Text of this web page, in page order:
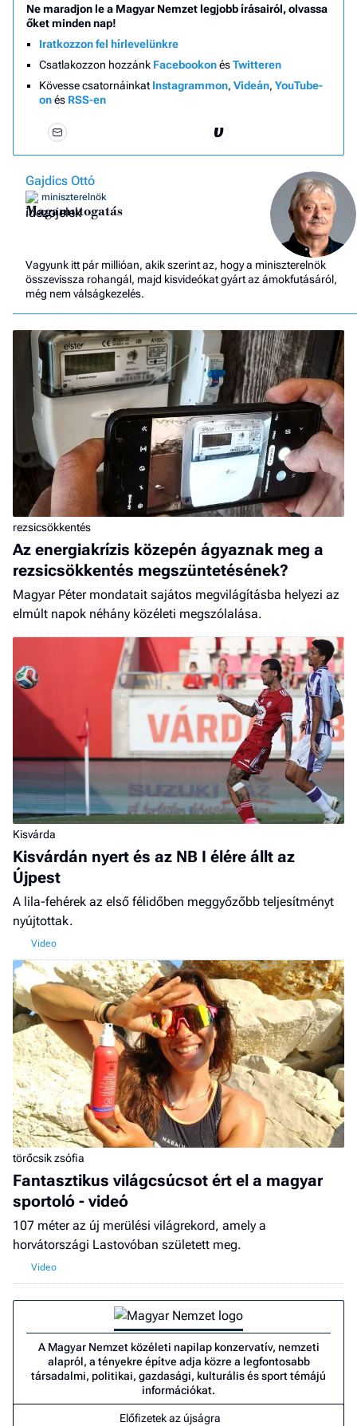
Ne maradjon le a Magyar Nemzet legjobb írásairól, olvassa
őket minden nap!
Iratkozzon fel hírlevelünkre
Csatlakozzon hozzánk FacebookonésTwitteren
Kövesse csatornáinkat Instagrammon, Videán, YouTube-
onés RSS-en
Gajdics Ottó
miniszterelnök
Magamutogatás
Vagyunk itt pár millióan, akik szerint az, hogy a miniszterelnök
összevissza rohangál, majd kisvideókat gyárt az ámokfutásáról,
még nem válságkezelés.
rezsicsökkentés
Az energiakrízis közepén ágyaznak meg a
rezsicsökkentés megszüntetésének?
Magyar Péter mondatait sajátos megvilágításba helyezi az
elmúlt napok néhány közéleti megszólalása.
Kisvárda
Kisvárdán nyert és az NB I élére állt az
Újpest
A lila-fehérek az első félidőben meggyőzőbb teljesítményt
nyújtottak.
törőcsik zsófia
Fantasztikus világcsúcsot ért el a magyar
sportoló - videó
107 méter az új merülési világrekord, amely a
horvátországi Lastovóban született meg.
A Magyar Nemzet közéleti napilap konzervatív, nemzeti
alapról, a tényekre építve adja közre a legfontosabb
társadalmi, politikai, gazdasági, kulturális és sport témájú
információkat.
Előfizetek az újságra